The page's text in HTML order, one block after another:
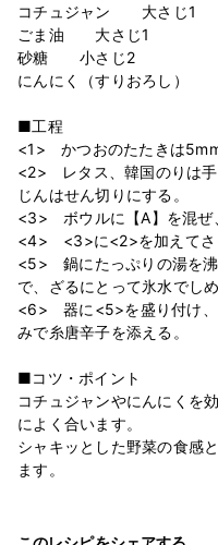
コチュジャン 大さじ1
ごま油 大さじ1
砂糖 小さじ2
にんにく（すりおろし）
■工程
<1> かつおのたたきは5mm
<2> レタス、韓国のりは手
じんはせん切りにする。
<3> ボウルに【A】を混ぜ
<4> <3>に<2>を加えてさ
<5> 鍋にたっぷりの湯を沸
で、ざるにとって氷水でし
<6> 器に<5>を盛り付け、
みで糸唐辛子を添える。
■コツ・ポイント
コチュジャンやにんにくを
によく合います。
シャキッとした野菜の食感
ます。